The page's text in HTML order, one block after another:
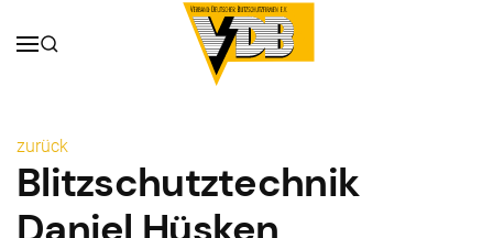
zurück
Blitzschutztechnik